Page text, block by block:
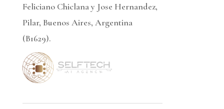
Feliciano Chiclana y Jose Hernandez,
Pilar, Buenos Aires, Argentina
(B1629).